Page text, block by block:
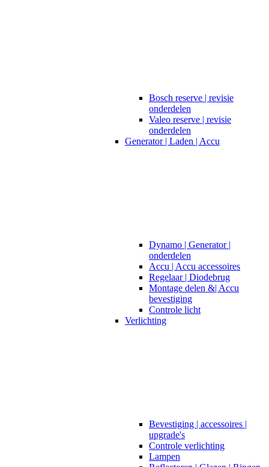
Bosch reserve | revisie
onderdelen
Valeo reserve | revisie
onderdelen
Generator | Laden | Accu
Dynamo | Generator |
onderdelen
Accu | Accu accessoires
Regelaar | Diodebrug
Montage delen &| Accu
bevestiging
Controle licht
Verlichting
Bevestiging | accessoires |
upgrade's
Controle verlichting
Lampen